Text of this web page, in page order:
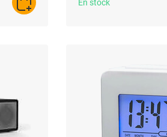
AJOUTER AU PANIER
En stock